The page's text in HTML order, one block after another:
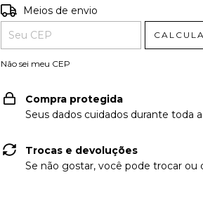
Entregas para o CEP:
Meios de envio
Não sei meu CEP
Compra protegida
Seus dados cuidados durante toda
Trocas e devoluções
Se não gostar, você pode trocar ou